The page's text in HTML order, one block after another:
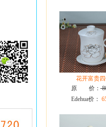
花开富贵
原 价：
Edehua价：